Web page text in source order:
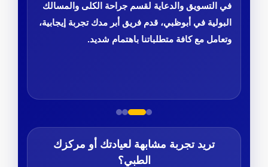
في التسويق والدعاية لقسم جراحة الكلى والمسالك
البولية في أبوظبي، قدم فريق أبر مدك تجربة إيجابية،
وتعامل مع كافة متطلباتنا باهتمام شديد.
تريد تجربة مشابهة لعيادتك أو مركزك
الطبي؟